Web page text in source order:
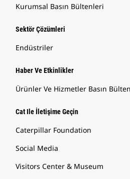
Kurumsal Basın Bültenleri
Sektör Çözümleri
Endüstriler
Haber Ve Etkinlikler
Ürünler Ve Hizmetler Basın
Cat Ile İletişime Geçin
Caterpillar Foundation
Social Media
Visitors Center & Museum